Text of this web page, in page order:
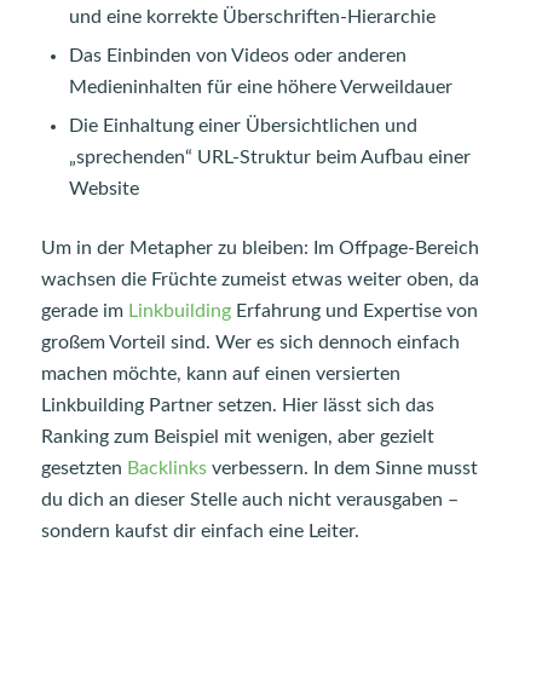
und eine korrekte Überschriften-Hierarchie
Das Einbinden von Videos oder anderen
Medieninhalten für eine höhere Verweildauer
Die Einhaltung einer Übersichtlichen und
„sprechenden“ URL-Struktur beim Aufbau einer
Website
Um in der Metapher zu bleiben: Im Offpage-Bereich
wachsen die Früchte zumeist etwas weiter oben, da
gerade im LinkbuildingErfahrung und Expertise von
großem Vorteil sind. Wer es sich dennoch einfach
machen möchte, kann auf einen versierten
Linkbuilding Partner setzen. Hier lässt sich das
Ranking zum Beispiel mit wenigen, aber gezielt
gesetzten Backlinksverbessern. In dem Sinne musst
du dich an dieser Stelle auch nicht verausgaben –
sondern kaufst dir einfach eine Leiter.